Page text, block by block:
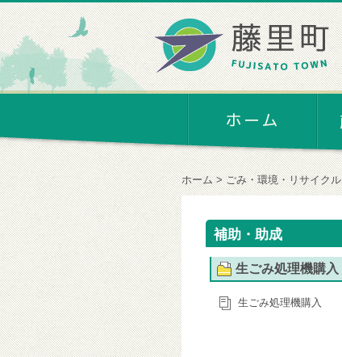
ホーム ごみ・環境・リサイクル
補助・助成
生ごみ処理機購入
生ごみ処理機購入